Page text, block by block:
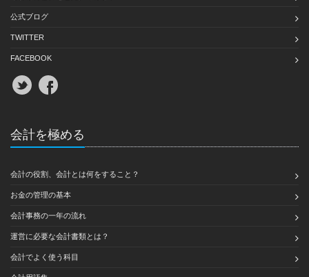
公式ブログ
TWITTER
FACEBOOK
会計を極める
会計の役割、会計とは何をすること？
お金の管理の基本
会計事務の一年の流れ
運営に必要な会計書類とは？
会計でよく使う科目